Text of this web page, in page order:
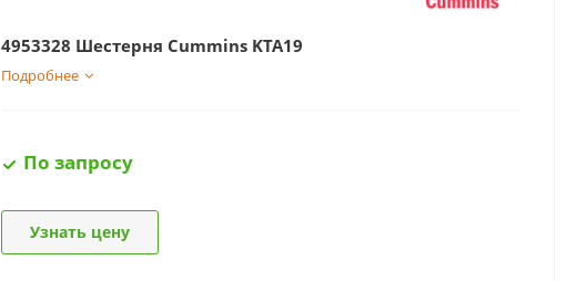
4953328 Шестерня Cummins KTA19
Подробнее
По запросу
Узнать цену